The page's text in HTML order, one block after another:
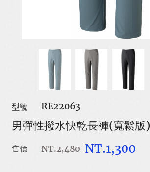
型號 RE22063
男彈性撥水快乾長褲(寬鬆版)
售價 NT.2,480 NT.1,300